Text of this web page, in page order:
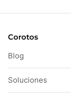
Corotos
Blog
Soluciones